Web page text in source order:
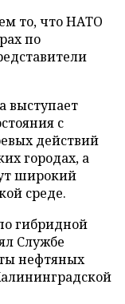
то, что НАТО
по
выступает
с
действий
городах, а
широкий
среде.
гибридной
Службе
нефтяных